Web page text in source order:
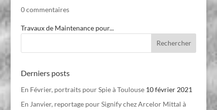
0 commentaires
Travaux de Maintenance pour...
Derniers posts
En Février, portraits pour Spie à Toulouse 10 février 2021
En Janvier, reportage pour Signify chez Arcelor Mittal à